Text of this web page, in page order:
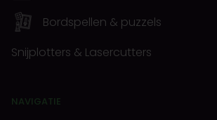
Bordspellen & puzzels
Snijplotters & Lasercutters
NAVIGATIE